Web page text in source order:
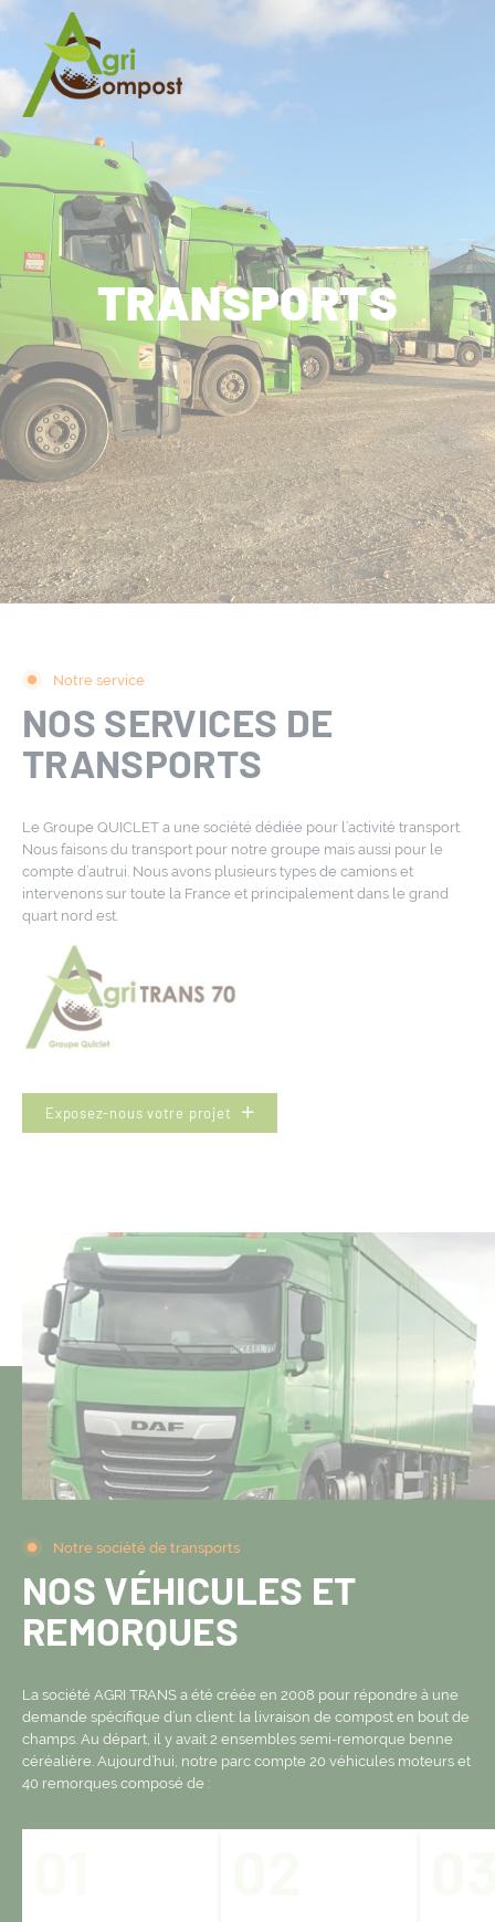
TRANSPORTS
Notre service
NOS SERVICES DE
TRANSPORTS
Le Groupe QUICLET a une société dédiée pour l’activité transport.
Nous faisons du transport pour notre groupe mais aussi pour le
compte d’autrui. Nous avons plusieurs types de camions et
intervenons sur toute la France et principalement dans le grand
quart nord est.
Exposez-nous votre projet
Notre société de transports
NOS VÉHICULES ET
REMORQUES
La société AGRI TRANS a été créée en 2008 pour répondre à une
demande spécifique d’un client: la livraison de compost en bout de
champs. Au départ, il y avait 2 ensembles semi-remorque benne
céréalière. Aujourd’hui, notre parc compte 20 véhicules moteurs et
40 remorques composé de :
Cookies management panel